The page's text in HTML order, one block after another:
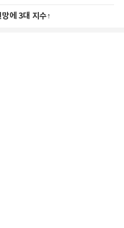
에 3대 지수↑